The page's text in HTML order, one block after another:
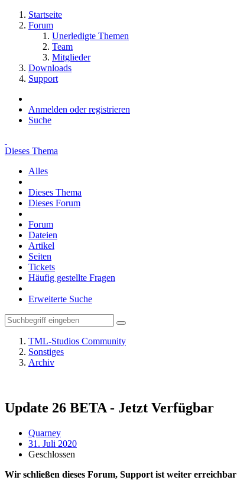
Startseite
Forum
Unerledigte Themen
Team
Mitglieder
Downloads
Support
Anmelden oder registrieren
Suche
Dieses Thema
Alles
Dieses Thema
Dieses Forum
Forum
Dateien
Artikel
Seiten
Tickets
Häufig gestellte Fragen
Erweiterte Suche
TML-Studios Community
Sonstiges
Archiv
Update 26 BETA - Jetzt Verfügbar
Quarney
31. Juli 2020
Geschlossen
Wir schließen dieses Forum, Support ist weiter erreichbar